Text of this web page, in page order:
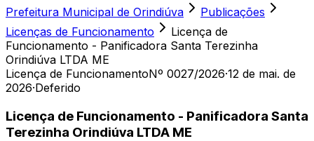
Prefeitura Municipal de Orindiúva
Publicações
Licenças de Funcionamento
Licença de
Funcionamento - Panificadora Santa Terezinha
Orindiúva LTDA ME
Licença de FuncionamentoNº 0027/2026·12 de mai. de
2026·Deferido
Licença de Funcionamento - Panificadora Santa
Terezinha Orindiúva LTDA ME